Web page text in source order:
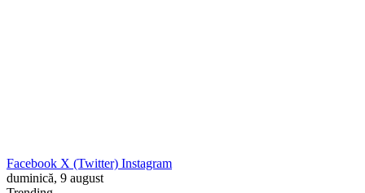
Facebook X (Twitter) Instagram
duminică, 9 august